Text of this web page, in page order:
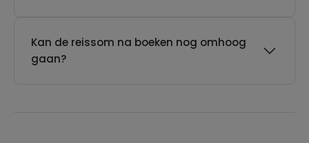
Kan de reissom na boeken nog omhoog
gaan?